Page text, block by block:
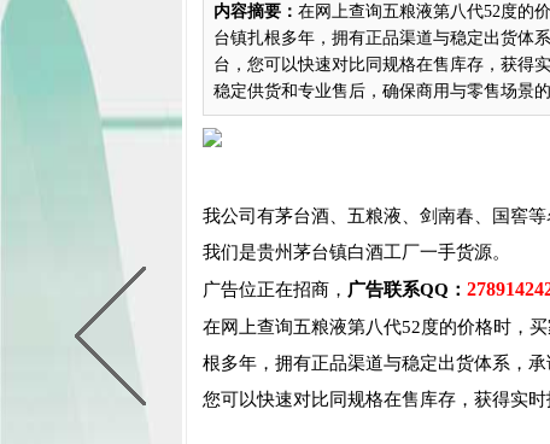
内容摘要： 在网上查询五粮液第八代52度的
台镇扎根多年，拥有正品渠道与稳定出货体
台，您可以快速对比同规格在售库存，获得
稳定供货和专业售后，确保商用与零售场景的
我公司有茅台酒、五粮液、剑南春、国窖等
我们是贵州茅台镇白酒工厂一手货源。
广告位正在招商， 广告联系QQ：
在网上查询五粮液第八代52度的价格时，
根多年，拥有正品渠道与稳定出货体系，
您可以快速对比同规格在售库存，获得实时